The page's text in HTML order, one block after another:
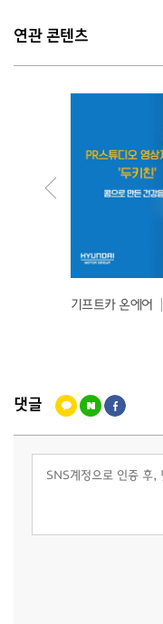
연관 콘텐츠
기프트카 온에어
댓글